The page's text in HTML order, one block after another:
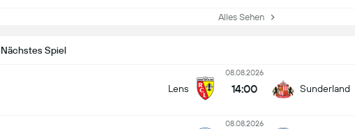
Nächstes Spiel
Lens
08.08.2026
14:00 Sunderland
08.08.2026
Alles Sehen